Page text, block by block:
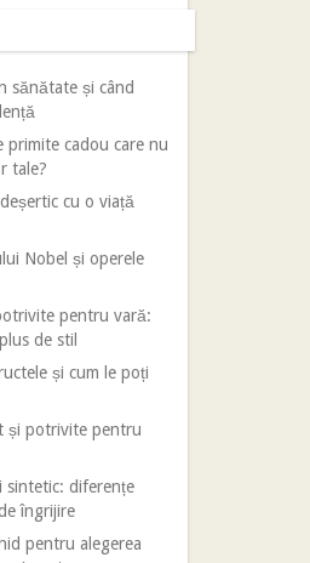
sănătate și când
primite cadou care nu
tale?
cu o viață
Nobel și operele
pentru vară:
de stil
și cum le poți
și potrivite pentru
sintetic: diferențe
îngrijire
pentru alegerea